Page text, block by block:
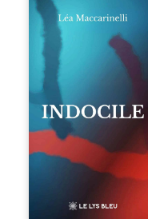
Quatre parties.
Quatre refus.
Quatre visages
d’une existence en
friction. Entre les
silences qu’on ne
déchiffre pas, les
amours qu’on
dérange, les corps
qu’on administre
et les liens qu’on
sabote, cet
ouvrage parle à
vivent trop fort,
trop vrai, trop tôt.